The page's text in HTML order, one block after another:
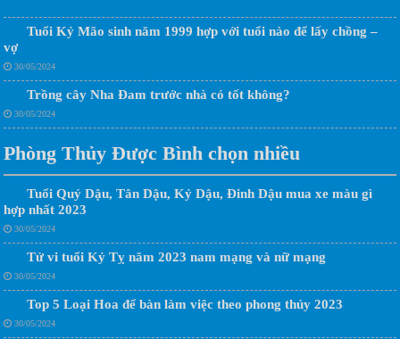
Tuổi Kỷ Mão sinh năm 1999 hợp với tuổi nào để lấy chồng –
vợ
30/05/2024
Trồng cây Nha Đam trước nhà có tốt không?
30/05/2024
Phòng Thủy Được Bình chọn nhiều
Tuổi Quý Dậu, Tân Dậu, Kỷ Dậu, Đinh Dậu mua xe màu gì
hợp nhất 2023
30/05/2024
Tử vi tuổi Kỷ Tỵ năm 2023 nam mạng và nữ mạng
30/05/2024
Top 5 Loại Hoa để bàn làm việc theo phong thủy 2023
30/05/2024